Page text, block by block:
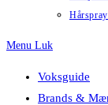
Menu Luk
Voksguide
Brands &